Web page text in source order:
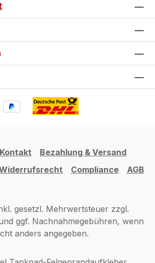
Kontakt
Bezahlung & Versand
Compliance AGB
gesetzl. Mehrwertsteuer zzgl.
ggf. Nachnahmegebühren, wenn
anders angegeben.